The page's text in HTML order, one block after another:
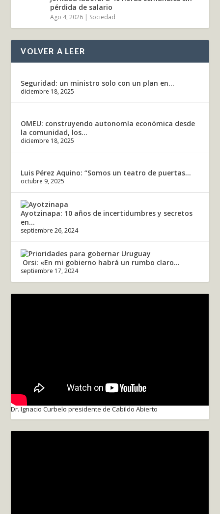
pérdida de salario
Ago 4, 2026 | Sociedad
VOLVER A LEER
Seguridad: un ministro solo con un plan en...
diciembre 18, 2025
OMEU: construyendo autonomía económica desde
la comunidad, los...
diciembre 18, 2025
Luis Pérez Aquino: “Somos un teatro de puertas...
octubre 9, 2025
Ayotzinapa: 10 años de incertidumbres y secretos
en...
septiembre 26, 2024
Orsi: «En mi gobierno habrá un rumbo claro...
septiembre 17, 2024
Dr. Ignacio Curbelo presidente de Cabildo Abierto